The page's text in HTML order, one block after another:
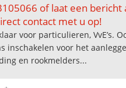
of laat een bericht
contact met u op!
voor particulieren, VvE’s.
inschakelen voor het
en rookmelders...